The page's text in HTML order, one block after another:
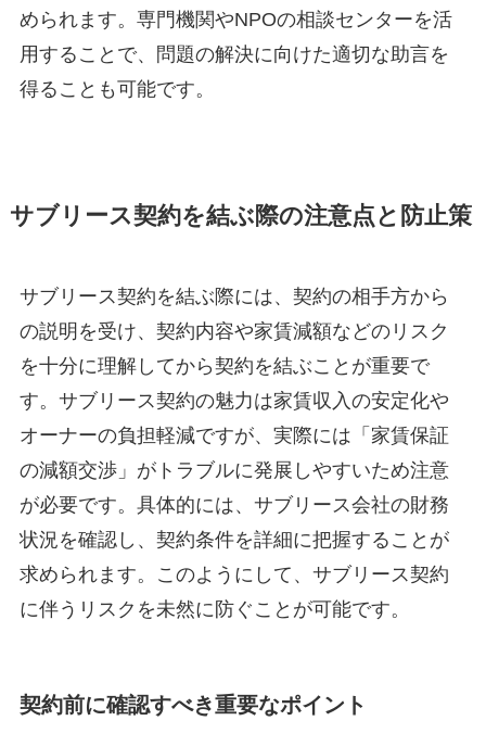
められます。専門機関やNPOの相談センターを活
用することで、問題の解決に向けた適切な助言を
得ることも可能です。
サブリース契約を結ぶ際の注意点と防止策
サブリース契約を結ぶ際には、契約の相手方から
の説明を受け、契約内容や家賃減額などのリスク
を十分に理解してから契約を結ぶことが重要で
す。サブリース契約の魅力は家賃収入の安定化や
オーナーの負担軽減ですが、実際には「家賃保証
の減額交渉」がトラブルに発展しやすいため注意
が必要です。具体的には、サブリース会社の財務
状況を確認し、契約条件を詳細に把握することが
求められます。このようにして、サブリース契約
に伴うリスクを未然に防ぐことが可能です。
契約前に確認すべき重要なポイント